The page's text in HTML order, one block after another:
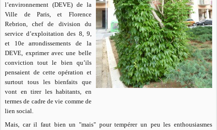
l’environnement (DEVE) de la
Ville de Paris, et Florence
Rebrion, chef de division du
service d’exploitation des 8, 9,
et 10e arrondissements de la
DEVE, exprimer avec une belle
conviction tout le bien qu’ils
pensaient de cette opération et
surtout tous les bienfaits que
vont en tirer les habitants, en
termes de cadre de vie comme de
lien social.
Mais, car il faut bien un "mais" pour tempérer un peu les enthousiasmes